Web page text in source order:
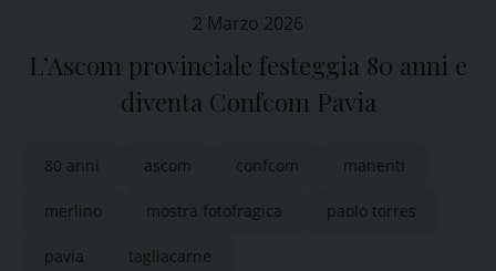
2 Marzo 2026
L’Ascom provinciale festeggia 80 anni e
diventa Confcom Pavia
80 anni ascom confcom manenti
merlino mostra fotofragica paolo torres
pavia tagliacarne